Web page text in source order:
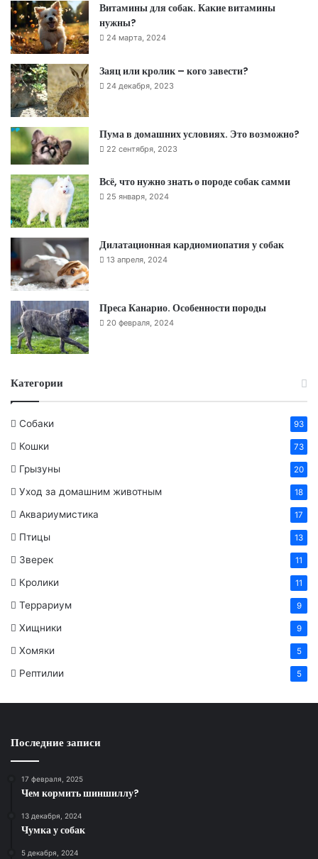
Витамины для собак. Какие витамины
нужны?
24 марта, 2024
Заяц или кролик – кого завести?
24 декабря, 2023
Пума в домашних условиях. Это возможно?
22 сентября, 2023
Всё, что нужно знать о породе собак самми
25 января, 2024
Дилатационная кардиомиопатия у собак
13 апреля, 2024
Преса Канарио. Особенности породы
20 февраля, 2024
Категории
Собаки 93
Кошки 73
Грызуны 20
Уход за домашним животным 18
Аквариумистика 17
Птицы 13
Зверек 11
Кролики 11
Террариум 9
Хищники 9
Хомяки 5
Рептилии 5
Последние записи
17 февраля, 2025
Чем кормить шиншиллу?
13 декабря, 2024
Чумка у собак
5 декабря, 2024